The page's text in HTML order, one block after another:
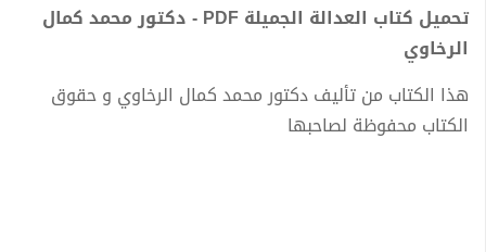
تحميل كتاب العدالة الجميلة PDF - دكتور محمد كمال
الرخاوي
هذا الكتاب من تأليف دكتور محمد كمال الرخاوي و حقوق
الكتاب محفوظة لصاحبها